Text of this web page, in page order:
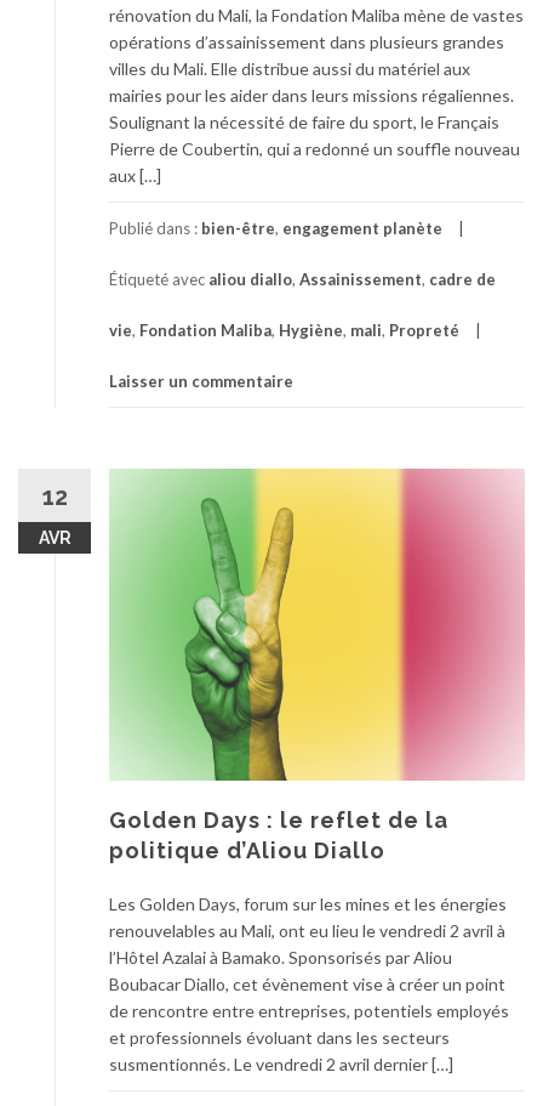
rénovation du Mali, la Fondation Maliba mène de vastes
opérations d’assainissement dans plusieurs grandes
villes du Mali. Elle distribue aussi du matériel aux
mairies pour les aider dans leurs missions régaliennes.
Soulignant la nécessité de faire du sport, le Français
Pierre de Coubertin, qui a redonné un souffle nouveau
aux […]
Publié dans : bien-être, engagement planète
Étiqueté avec aliou diallo, Assainissement, cadre de
vie, Fondation Maliba, Hygiène, mali, Propreté
Laisser un commentaire
12
AVR
Golden Days : le reflet de la
politique d’Aliou Diallo
Les Golden Days, forum sur les mines et les énergies
renouvelables au Mali, ont eu lieu le vendredi 2 avril à
l’Hôtel Azalai à Bamako. Sponsorisés par Aliou
Boubacar Diallo, cet évènement vise à créer un point
de rencontre entre entreprises, potentiels employés
et professionnels évoluant dans les secteurs
susmentionnés. Le vendredi 2 avril dernier […]